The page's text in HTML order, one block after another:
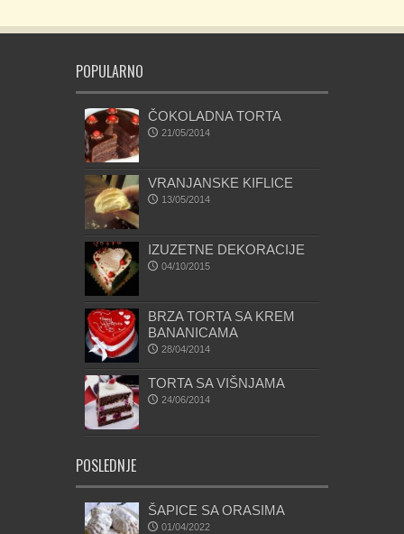
POPULARNO
ČOKOLADNA TORTA
21/05/2014
VRANJANSKE KIFLICE
13/05/2014
IZUZETNE DEKORACIJE
04/10/2015
BRZA TORTA SA KREM
BANANICAMA
28/04/2014
TORTA SA VIŠNJAMA
24/06/2014
POSLEDNJE
ŠAPICE SA ORASIMA
01/04/2022